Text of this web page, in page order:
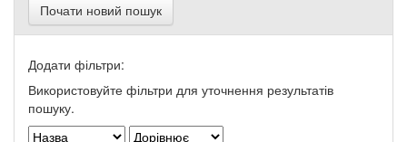
Почати новий пошук
Додати фільтри:
Використовуйте фільтри для уточнення результатів
пошуку.